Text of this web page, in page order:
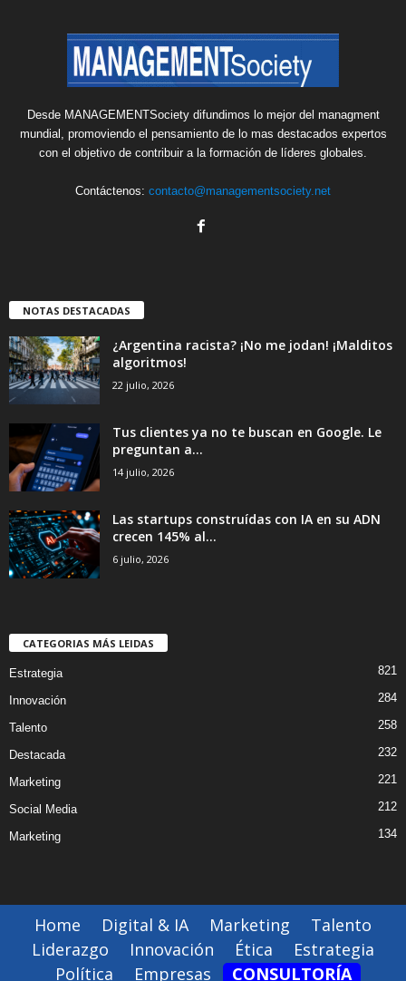
Desde MANAGEMENTSociety difundimos lo mejor del managment
mundial, promoviendo el pensamiento de lo mas destacados expertos
con el objetivo de contribuir a la formación de líderes globales.
Contáctenos: contacto@managementsociety.net
NOTAS DESTACADAS
¿Argentina racista? ¡No me jodan! ¡Malditos
algoritmos!
22 julio, 2026
Tus clientes ya no te buscan en Google. Le
preguntan a...
14 julio, 2026
Las startups construídas con IA en su ADN
crecen 145% al...
6 julio, 2026
CATEGORIAS MÁS LEIDAS
Estrategia 821
Innovación 284
Talento 258
Destacada 232
Marketing 221
Social Media 212
Marketing 134
Home Digital & IA Marketing
Talento
Liderazgo
Innovación Ética
Estrategia
Política
Empresas CONSULTORÍA